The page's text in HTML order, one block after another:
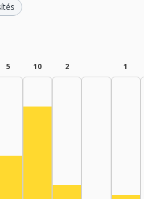
1950–1954: 5
5
Színész, 1955–1959: 5
10 2 1